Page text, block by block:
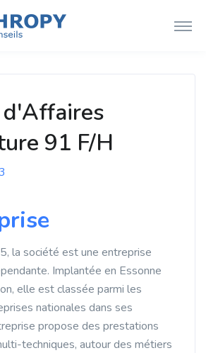
d'Affaires
91 F/H
la société est une entreprise
Implantée en Essonne
elle est classée parmi les
nationales dans ses
propose des prestations
techniques, autour des métiers